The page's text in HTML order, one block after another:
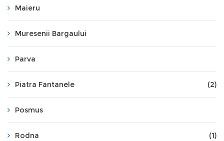
Maieru
Muresenii Bargaului
Parva
Piatra Fantanele (2)
Posmus
Rodna (1)